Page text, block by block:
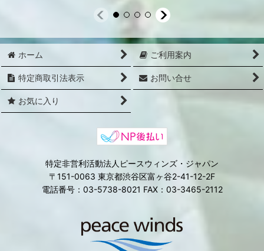
ホーム ご利用案内
特定商取引法表示 お問い合せ
お気に入り
特定非営利活動法人ピースウィンズ・ジャパン
〒151-0063 東京都渋谷区富ヶ谷2-41-12-2F
電話番号：03-5738-8021 FAX：03-3465-2112